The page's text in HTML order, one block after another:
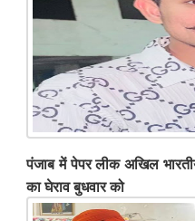
पंजाब में पेपर लीक अखिल भारतीय
का घेराव बुधवार को